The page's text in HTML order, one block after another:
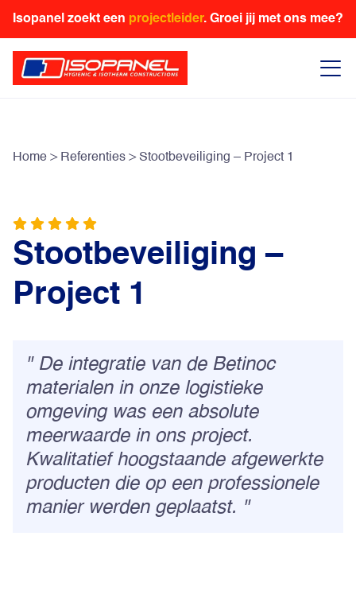
Isopanel zoekt een projectleider. Groei jij met ons mee?
Home > Referenties >Stootbeveiliging – Project 1
Stootbeveiliging –
Project 1
De integratie van de Betinoc
materialen in onze logistieke
omgeving was een absolute
meerwaarde in ons project.
Kwalitatief hoogstaande afgewerkte
producten die op een professionele
manier werden geplaatst.